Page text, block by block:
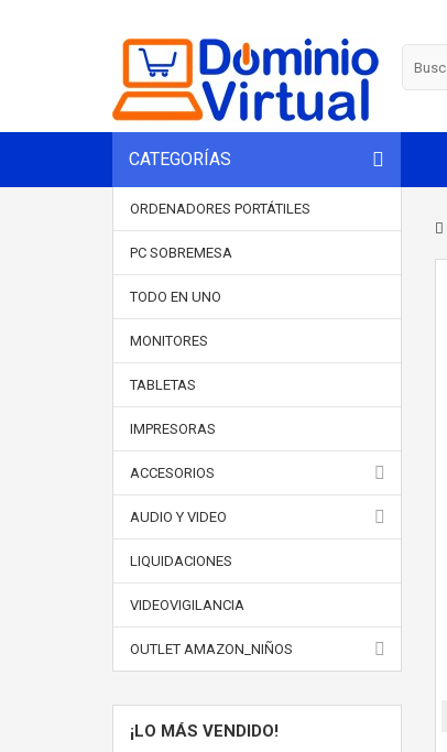
CATEGORÍAS
ORDENADORES PORTÁTILES
PC SOBREMESA
TODO EN UNO
MONITORES
TABLETAS
IMPRESORAS
ACCESORIOS
AUDIO Y VIDEO
LIQUIDACIONES
VIDEOVIGILANCIA
OUTLET AMAZON_NIÑOS
¡LO MÁS VENDIDO!